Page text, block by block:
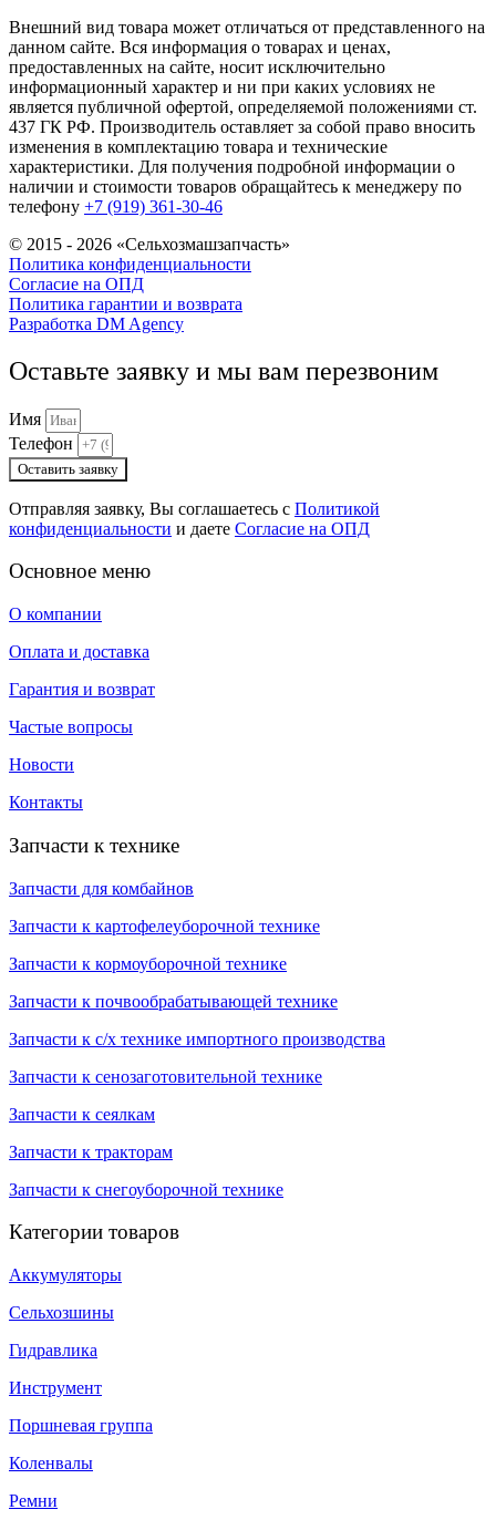
Внешний вид товара может отличаться от представленного на
данном сайте. Вся информация о товарах и ценах,
предоставленных на сайте, носит исключительно
информационный характер и ни при каких условиях не
является публичной офертой, определяемой положениями ст.
437 ГК РФ. Производитель оставляет за собой право вносить
изменения в комплектацию товара и технические
характеристики. Для получения подробной информации о
наличии и стоимости товаров обращайтесь к менеджеру по
телефону +7 (919) 361-30-46
© 2015 - 2026 «Сельхозмашзапчасть»
Политика конфиденциальности
Согласие на ОПД
Политика гарантии и возврата
Разработка DM Agency
Оставьте заявку и мы вам перезвоним
Имя
Телефон
Оставить заявку
Отправляя заявку, Вы соглашаетесь с Политикой
конфиденциальности и даете Согласие на ОПД
Основное меню
О компании
Оплата и доставка
Гарантия и возврат
Частые вопросы
Новости
Контакты
Запчасти к технике
Запчасти для комбайнов
Запчасти к картофелеуборочной технике
Запчасти к кормоуборочной технике
Запчасти к почвообрабатывающей технике
Запчасти к с/х технике импортного производства
Запчасти к сенозаготовительной технике
Запчасти к сеялкам
Запчасти к тракторам
Запчасти к снегоуборочной технике
Категории товаров
Аккумуляторы
Сельхозшины
Гидравлика
Инструмент
Поршневая группа
Коленвалы
Ремни